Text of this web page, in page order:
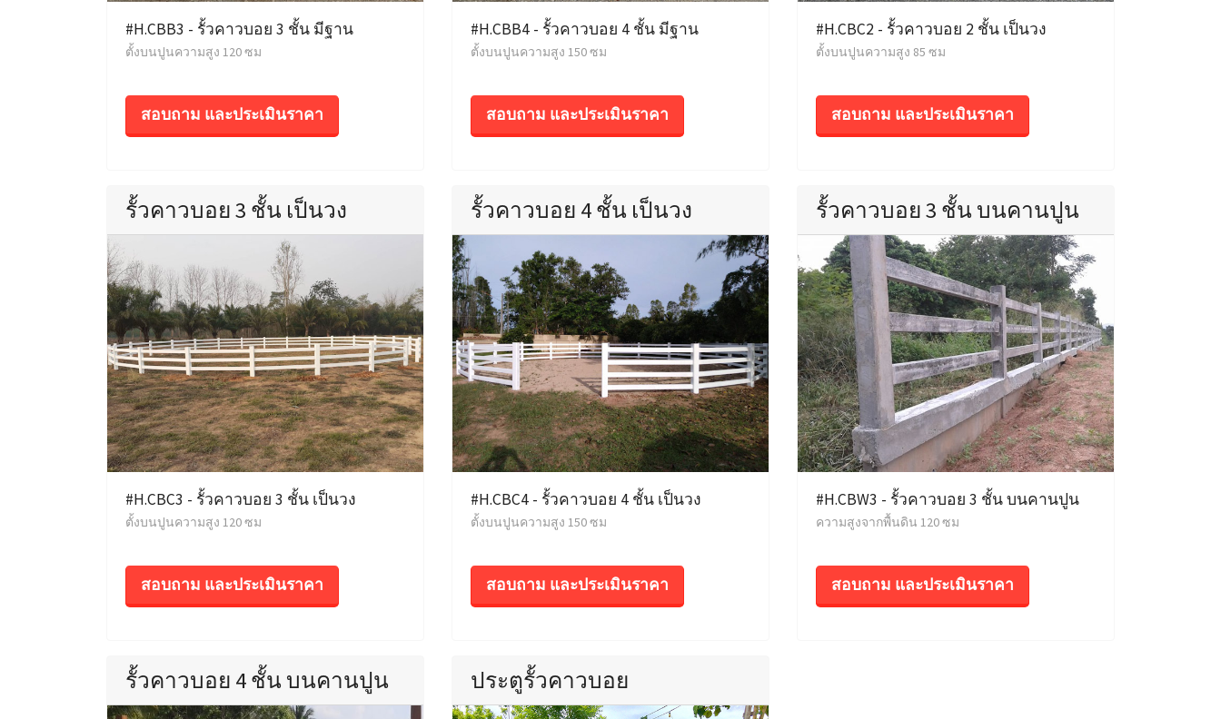
#H.CBB3 - รั้วคาวบอย 3 ชั้น มีฐาน
ตั้งบนปูนความสูง 120 ซม
สอบถาม และประเมินราคา
#H.CBB4 - รั้วคาวบอย 4 ชั้น มีฐาน
ตั้งบนปูนความสูง 150 ซม
สอบถาม และประเมินราคา
#H.CBC2 - รั้วคาวบอย 2 ชั้น เป็นวง
ตั้งบนปูนความสูง 85 ซม
สอบถาม และประเมินราคา
รั้วคาวบอย 3 ชั้น เป็นวง
#H.CBC3 - รั้วคาวบอย 3 ชั้น เป็นวง
ตั้งบนปูนความสูง 120 ซม
สอบถาม และประเมินราคา
รั้วคาวบอย 4 ชั้น เป็นวง
#H.CBC4 - รั้วคาวบอย 4 ชั้น เป็นวง
ตั้งบนปูนความสูง 150 ซม
สอบถาม และประเมินราคา
รั้วคาวบอย 3 ชั้น บนคานปูน
#H.CBW3 - รั้วคาวบอย 3 ชั้น บนคานปูน
ความสูงจากพื้นดิน 120 ซม
สอบถาม และประเมินราคา
รั้วคาวบอย 4 ชั้น บนคานปูน ประตูรั้วคาวบอย